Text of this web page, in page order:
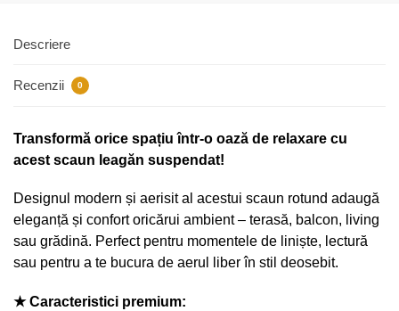
Descriere
Recenzii 0
Transformă orice spațiu într-o oază de relaxare cu
acest scaun leagăn suspendat!
Designul modern și aerisit al acestui scaun rotund adaugă
eleganță și confort oricărui ambient – terasă, balcon, living
sau grădină. Perfect pentru momentele de liniște, lectură
sau pentru a te bucura de aerul liber în stil deosebit.
★ Caracteristici premium: